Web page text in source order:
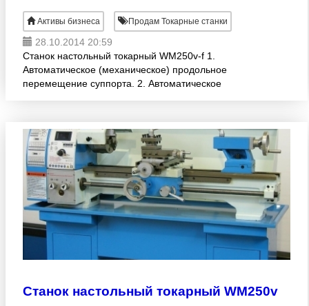
Активы бизнеса Продам Токарные станки
28.10.2014 20:59
Станок настольный токарный WM250v-f 1.
Автоматическое (механическое) продольное
перемещение суппорта. 2. Автоматическое
Станок настольный токарный WM250v